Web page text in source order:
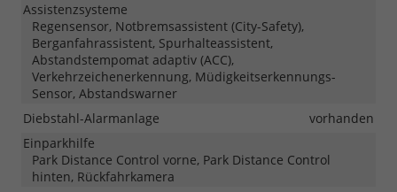
Assistenzsysteme
Regensensor, Notbremsassistent (City-Safety),
Berganfahrassistent, Spurhalteassistent,
Abstandstempomat adaptiv (ACC),
Verkehrzeichenerkennung, Müdigkeitserkennungs-
Sensor, Abstandswarner
Diebstahl-Alarmanlage
vorhanden
Einparkhilfe
Park Distance Control vorne, Park Distance Control
hinten, Rückfahrkamera